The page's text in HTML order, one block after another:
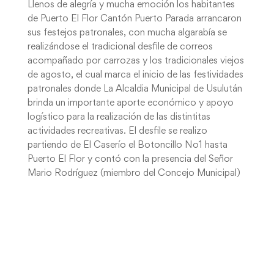
Llenos de alegría y mucha emoción los habitantes
de Puerto El Flor Cantón Puerto Parada arrancaron
sus festejos patronales, con mucha algarabía se
realizándose el tradicional desfile de correos
acompañado por carrozas y los tradicionales viejos
de agosto, el cual marca el inicio de las festividades
patronales donde La Alcaldia Municipal de Usulután
brinda un importante aporte económico y apoyo
logístico para la realización de las distintitas
actividades recreativas. El desfile se realizo
partiendo de El Caserío el Botoncillo No1 hasta
Puerto El Flor y contó con la presencia del Señor
Mario Rodríguez (miembro del Concejo Municipal)